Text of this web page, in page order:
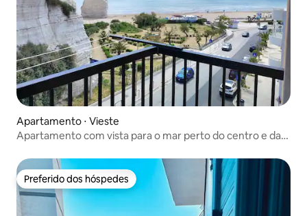
Apartamento ⋅ Vieste
Apartamento com vista para o mar perto do centro e da
Preferido dos hóspedes
Preferido dos hóspedes